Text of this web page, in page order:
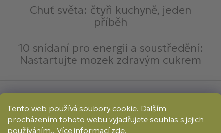
Tento web používá soubory cookie. Dalším
procházením tohoto webu vyjadřujete souhlas s jejich
používáním.. Více informací zde.
Chuť světa: čtyři kuchyně, jeden
příběh
10 snídaní pro energii a soustředění:
Nastartujte mozek zdravým cukrem
Online Převod Dobírka
Způsoby dopravy: